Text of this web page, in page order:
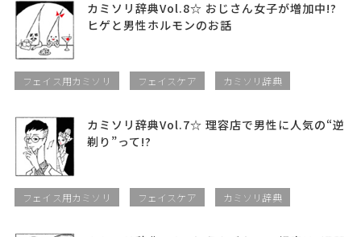
カミソリ辞典Vol.8☆ おじさん女子が増加中!?
ヒゲと男性ホルモンのお話
フェイス用カミソリ フェイスケア カミソリ辞典
カミソリ辞典Vol.7☆ 理容店で男性に人気の“逆
剃り”って!?
フェイス用カミソリ フェイスケア カミソリ辞典